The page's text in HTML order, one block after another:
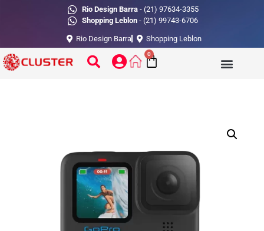
Rio Design Barra- (21) 97634-3355
Shopping Leblon - (21) 99743-6706
Rio Design Barra Shopping Leblon
0